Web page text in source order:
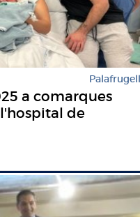
Palafrugell
a comarques
de